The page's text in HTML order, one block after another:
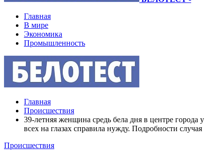
Главная
В мире
Экономика
Промышленность
Главная
Происшествия
39-летняя женщина средь бела дня в центре города у
всех на глазах справила нужду. Подробности случая
Происшествия